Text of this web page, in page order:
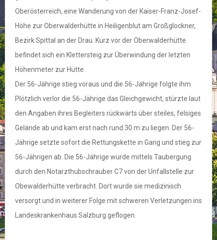
Oberösterreich, eine Wanderung von der Kaiser-Franz-Josef-
Höhe zur Oberwalderhütte in Heiligenblut am Großglockner,
Bezirk Spittal an der Drau. Kurz vor der Oberwalderhütte
befindet sich ein Klettersteig zur Überwindung der letzten
Höhenmeter zur Hütte.
Der 56-Jährige stieg voraus und die 56-Jährige folgte ihm.
Plötzlich verlor die 56-Jährige das Gleichgewicht, stürzte laut
den Angaben ihres Begleiters rückwärts über steiles, felsiges
Gelände ab und kam erst nach rund 30 m zu liegen. Der 56-
Jährige setzte sofort die Rettungskette in Gang und stieg zur
56-Jährigen ab. Die 56-Jährige wurde mittels Taubergung
durch den Notarzthubschrauber C7 von der Unfallstelle zur
Obewalderhütte verbracht. Dort wurde sie medizinisch
versorgt und in weiterer Folge mit schweren Verletzungen ins
Landeskrankenhaus Salzburg geflogen.